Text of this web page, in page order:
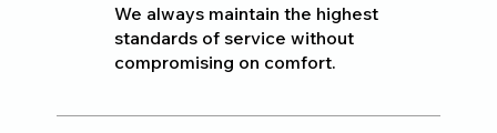
We always maintain the highest
standards of service without
compromising on comfort.